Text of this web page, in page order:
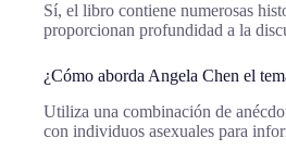
Sí, el libro contiene numerosas
proporcionan profundidad a la
¿Cómo aborda Angela Chen el
Utiliza una combinación de
con individuos asexuales para